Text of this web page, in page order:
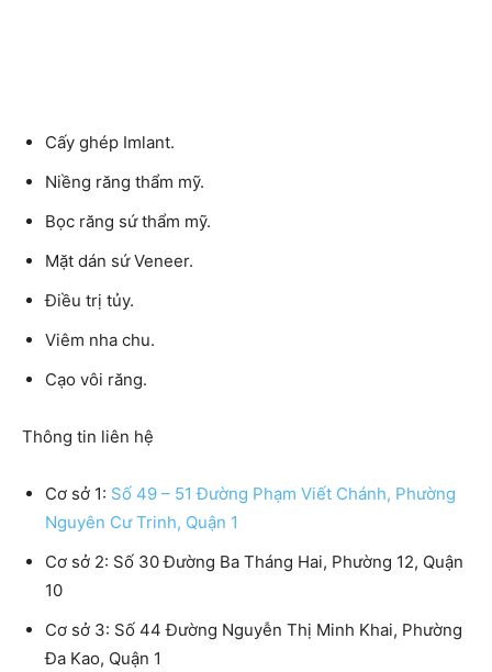
Cấy ghép Imlant.
Niềng răng thẩm mỹ.
Bọc răng sứ thẩm mỹ.
Mặt dán sứ Veneer.
Điều trị tủy.
Viêm nha chu.
Cạo vôi răng.
Thông tin liên hệ
Cơ sở 1: Số 49 – 51 Đường Phạm Viết Chánh, Phường
Nguyên Cư Trinh, Quận 1
Cơ sở 2: Số 30 Đường Ba Tháng Hai, Phường 12, Quận
10
Cơ sở 3: Số 44 Đường Nguyễn Thị Minh Khai, Phường
Đa Kao, Quận 1